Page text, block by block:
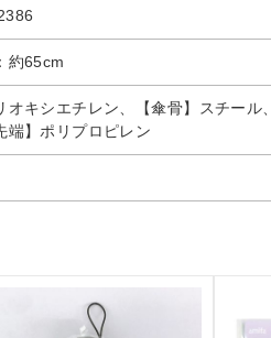
約65cm
オキシエチレン、【傘骨】スチール、
端】ポリプロピレン